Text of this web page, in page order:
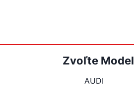
Zvoľte Model
AUDI